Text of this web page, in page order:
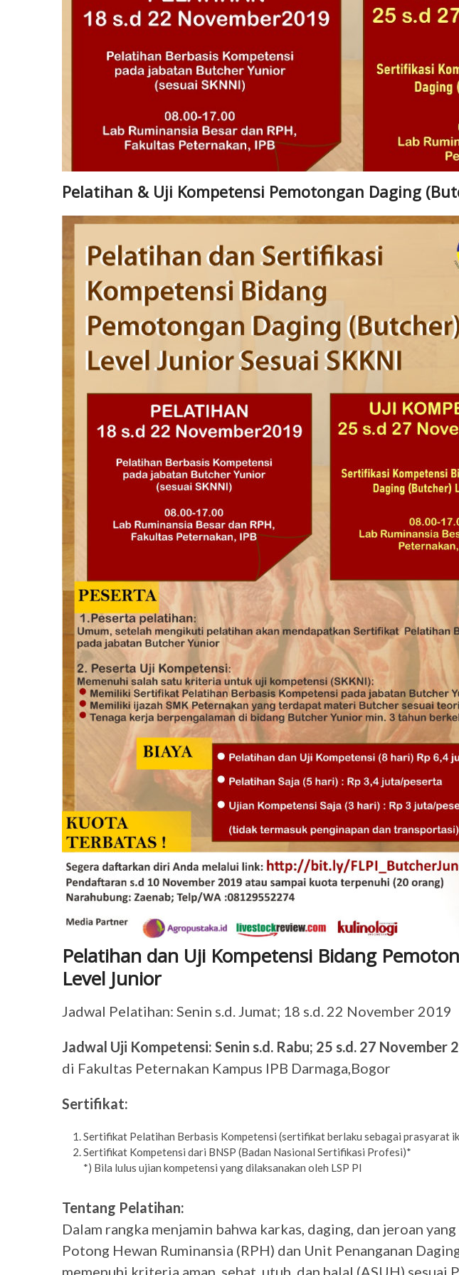
Pelatihan & Uji Kompetensi Pemotongan Daging
Pelatihan dan Uji Kompetensi Bidang
Level Junior
Jadwal Pelatihan: Senin s.d. Jumat; 18 s.d. 22 November 2019
Jadwal Uji Kompetensi: Senin s.d. Rabu; 25 s.d. 27 November
di Fakultas Peternakan Kampus IPB Darmaga,Bogor
Sertifikat:
Sertifikat Pelatihan Berbasis Kompetensi (sertifikat berlaku sebagai prasyarat
Sertifikat Kompetensi dari BNSP (Badan Nasional Sertifikasi Profesi)*
*) Bila lulus ujian kompetensi yang dilaksanakan oleh LSP PI
Tentang Pelatihan:
Dalam rangka menjamin bahwa karkas, daging, dan jeroan
Potong Hewan Ruminansia (RPH) dan Unit Penanganan
memenuhi kriteria aman, sehat, utuh, dan halal (ASUH)